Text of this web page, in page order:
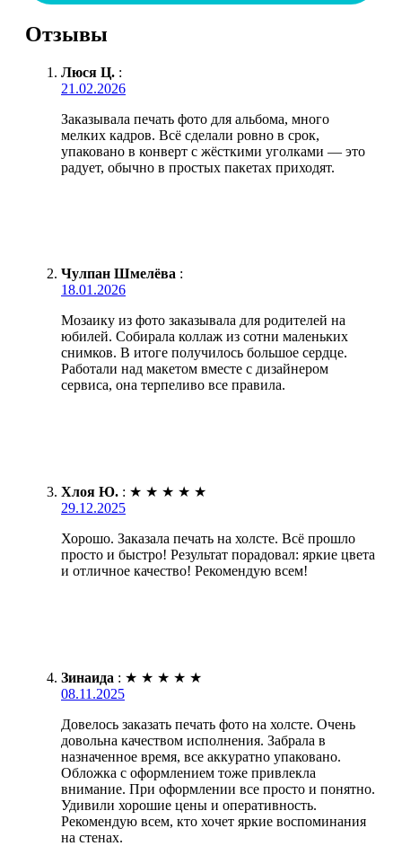
Отзывы
Люся Ц. :
21.02.2026
Заказывала печать фото для альбома, много
мелких кадров. Всё сделали ровно в срок,
упаковано в конверт с жёсткими уголками — это
радует, обычно в простых пакетах приходят.
Чулпан Шмелёва :
18.01.2026
Мозаику из фото заказывала для родителей на
юбилей. Собирала коллаж из сотни маленьких
снимков. В итоге получилось большое сердце.
Работали над макетом вместе с дизайнером
сервиса, она терпеливо все правила.
Хлоя Ю. : ★ ★ ★ ★ ★
29.12.2025
Хорошо. Заказала печать на холсте. Всё прошло
просто и быстро! Результат порадовал: яркие цвета
и отличное качество! Рекомендую всем!
Зинаида : ★ ★ ★ ★ ★
08.11.2025
Довелось заказать печать фото на холсте. Очень
довольна качеством исполнения. Забрала в
назначенное время, все аккуратно упаковано.
Обложка с оформлением тоже привлекла
внимание. При оформлении все просто и понятно.
Удивили хорошие цены и оперативность.
Рекомендую всем, кто хочет яркие воспоминания
на стенах.